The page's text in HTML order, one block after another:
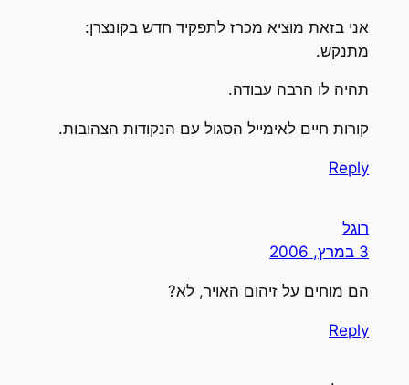
אני בזאת מוציא מכרז לתפקיד חדש בקונצרן:
מתנקש.
תהיה לו הרבה עבודה.
קורות חיים לאימייל הסגול עם הנקודות הצהובות.
Reply
רוגל
3 במרץ, 2006
הם מוחים על זיהום האויר, לא?
Reply